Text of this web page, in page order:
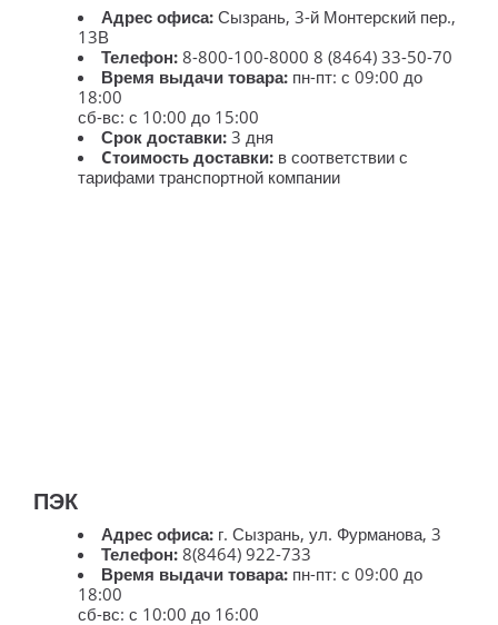
Адрес офиса: Сызрань, 3-й Монтерский пер.,
13В
Телефон: 8-800-100-8000 8 (8464) 33-50-70
Время выдачи товара: пн-пт: с 09:00 до
18:00
сб-вс: с 10:00 до 15:00
Срок доставки: 3 дня
Cтоимость доставки: в соответствии с
тарифами транспортной компании
ПЭК
Адрес офиса: г. Сызрань, ул. Фурманова, 3
Телефон: 8(8464) 922-733
Время выдачи товара: пн-пт: с 09:00 до
18:00
сб-вс: с 10:00 до 16:00